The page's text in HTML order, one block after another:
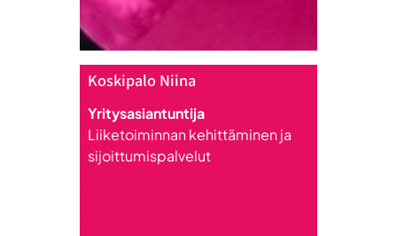
Koskipalo Niina
Yritysasiantuntija
Liiketoiminnan kehittäminen ja
sijoittumispalvelut